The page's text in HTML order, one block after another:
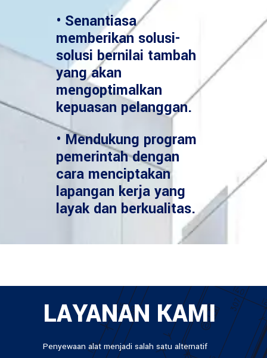
• Senantiasa
memberikan solusi-
solusi bernilai tambah
yang akan
mengoptimalkan
kepuasan pelanggan.
• Mendukung program
pemerintah dengan
cara menciptakan
lapangan kerja yang
layak dan berkualitas.
LAYANAN KAMI
Penyewaan alat menjadi salah satu alternatif